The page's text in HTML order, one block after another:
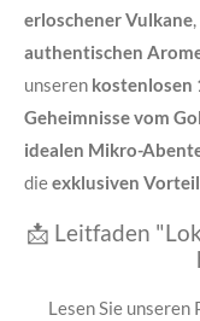
erloschener Vulkane,
authentischen
unseren kostenlosen
Geheimnisse vom
idealen Mikro-
dieexklusiven
📩 Leitfaden
Lesen Sie